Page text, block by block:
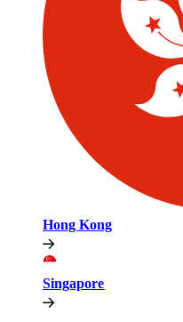
Hong Kong​​
Singapore​​